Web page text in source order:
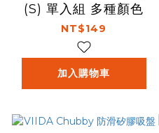
(S) 單入組 多種顏色
NT$149
加入購物車